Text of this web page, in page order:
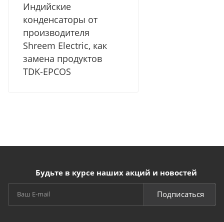
Индийские
конденсаторы от
производителя
Shreem Electric, как
замена продуктов
TDK-EPCOS
Будьте в курсе наших акций и новостей
Подписаться